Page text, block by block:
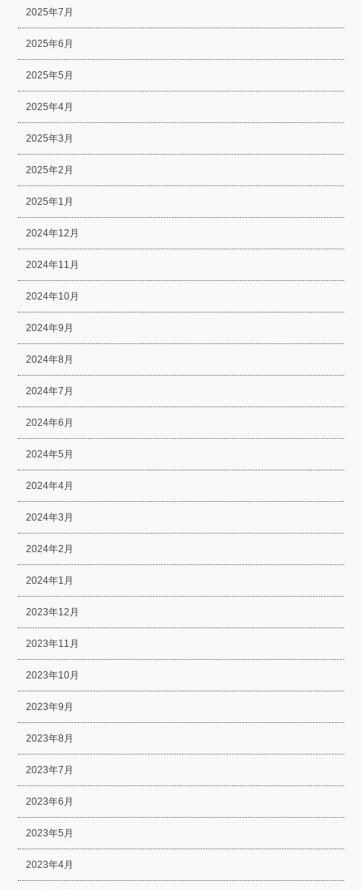
2025年7月
2025年6月
2025年5月
2025年4月
2025年3月
2025年2月
2025年1月
2024年12月
2024年11月
2024年10月
2024年9月
2024年8月
2024年7月
2024年6月
2024年5月
2024年4月
2024年3月
2024年2月
2024年1月
2023年12月
2023年11月
2023年10月
2023年9月
2023年8月
2023年7月
2023年6月
2023年5月
2023年4月